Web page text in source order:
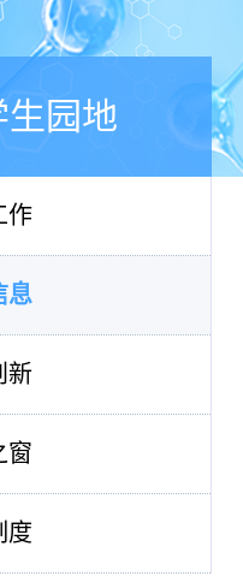
生园地
作
息
新
窗
度